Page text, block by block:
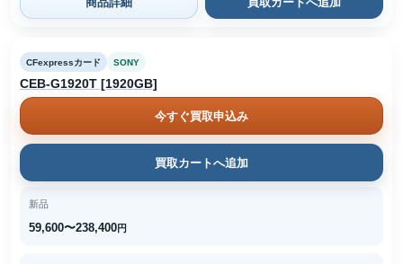
CFexpressカード SONY
CEB-G1920T [1920GB]
今すぐ買取申込み
買取カートへ追加
新品
59,600〜238,400円